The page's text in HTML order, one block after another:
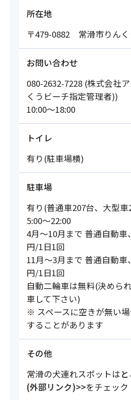
所在地
〒479-0882 常滑市りんく
お問い合わせ
080-2632-7228 (株式会社
くうビーチ指定管理者))
10:00～18:00
トイレ
有り(駐車場横)
駐車場
有り(普通車207台、大型
5:00～22:00
4月～10月まで 普通自動
円/1日1回
11月～3月まで 普通自動車
円/1日1回
自動二輪車は無料(決めら
車して下さい)
※ スペースに空きが無い
することがあります
その他
常滑の犬連れスポットは
(外部リンク)>>をチェック